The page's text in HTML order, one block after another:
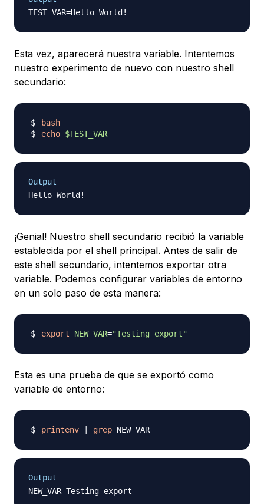
Esta vez, aparecerá nuestra variable. Intentemos
nuestro experimento de nuevo con nuestro shell
secundario:
bash
echo $TEST_VAR
Output
¡Genial! Nuestro shell secundario recibió la variable
establecida por el shell principal. Antes de salir de
este shell secundario, intentemos exportar otra
variable. Podemos configurar variables de entorno
en un solo paso de esta manera:
export NEW_VAR="Testing export"
Esta es una prueba de que se exportó como
variable de entorno:
printenv grep
Output